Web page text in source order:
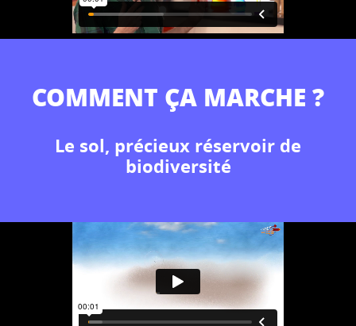
COMMENT ÇA MARCHE ?
Le sol, précieux réservoir de
biodiversité